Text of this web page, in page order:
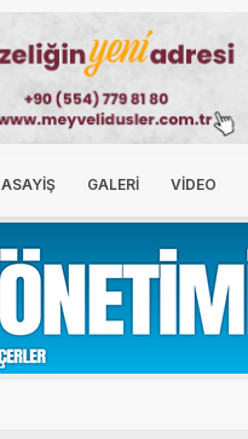
ASAYİŞ GALERİ VİDEO